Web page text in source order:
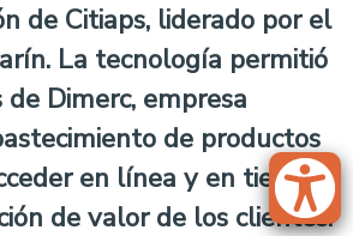
de Citiaps, liderado por el
La tecnología permitió
de Dimerc, empresa
de productos
en línea y en tiempo
de valor de los clientes.